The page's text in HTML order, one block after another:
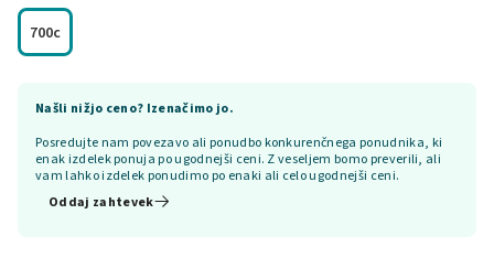
700c
Našli nižjo ceno? Izenačimo jo.
Posredujte nam povezavo ali ponudbo konkurenčnega ponudnika, ki
enak izdelek ponuja po ugodnejši ceni. Z veseljem bomo preverili, ali
vam lahko izdelek ponudimo po enaki ali celo ugodnejši ceni.
Oddaj zahtevek